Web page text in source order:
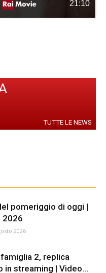
21:10
TUTTE LE NEWS
pomeriggio di oggi |
2026
2026
2, replica
in streaming | Video...